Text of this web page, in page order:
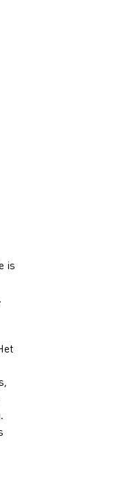
is